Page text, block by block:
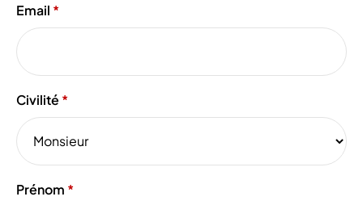
Email
Civilité
Prénom